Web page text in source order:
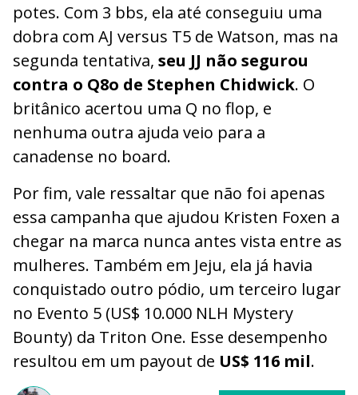
potes. Com 3 bbs, ela até conseguiu uma
dobra com AJ versus T5 de Watson, mas na
segunda tentativa, seu JJ não segurou
contra o Q8o de Stephen Chidwick. O
britânico acertou uma Q no flop, e
nenhuma outra ajuda veio para a
canadense no board.
Por fim, vale ressaltar que não foi apenas
essa campanha que ajudou Kristen Foxen a
chegar na marca nunca antes vista entre as
mulheres. Também em Jeju, ela já havia
conquistado outro pódio, um terceiro lugar
no Evento 5 (US$ 10.000 NLH Mystery
Bounty) da Triton One. Esse desempenho
resultou em um payout de US$ 116 mil.